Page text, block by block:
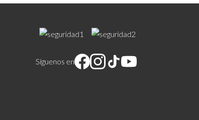
Síguenos en